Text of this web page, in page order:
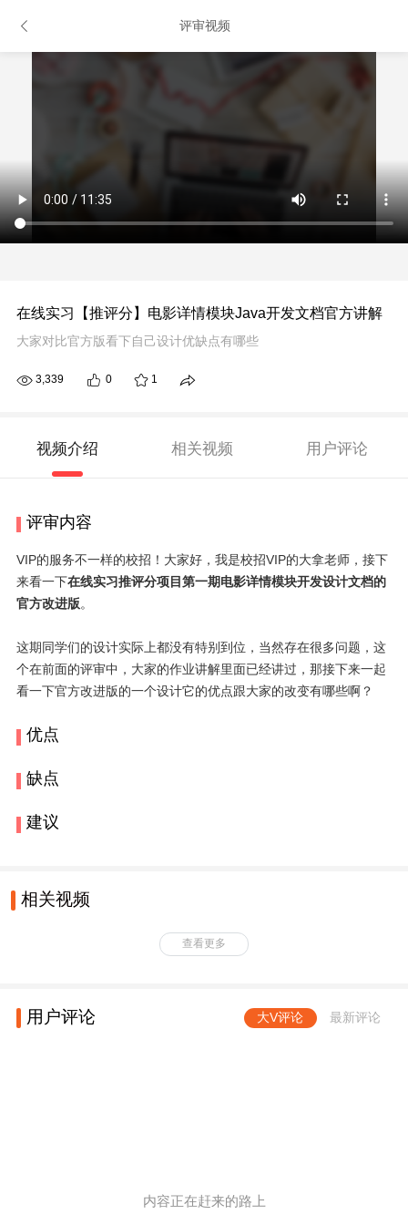
评审视频
在线实习【推评分】电影详情模块Java开发文档官方讲解
大家对比官方版看下自己设计优缺点有哪些
3,339 0 1
视频介绍 相关视频 用户评论
评审内容
VIP的服务不一样的校招！大家好，我是校招VIP的大拿老师，接下
来看一下在线实习推评分项目第一期电影详情模块开发设计文档的
官方改进版。
这期同学们的设计实际上都没有特别到位，当然存在很多问题，这
个在前面的评审中，大家的作业讲解里面已经讲过，那接下来一起
看一下官方改进版的一个设计它的优点跟大家的改变有哪些啊？
优点
缺点
建议
相关视频
查看更多
用户评论 大V评论 最新评论
内容正在赶来的路上